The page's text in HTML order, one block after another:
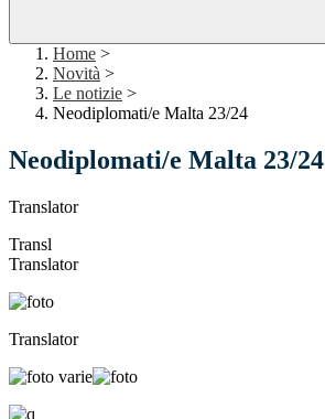
Home >
Novità >
Le notizie >
Neodiplomati/e Malta 23/24
Neodiplomati/e Malta 23/24
Translator
Transl
Translator
Translator